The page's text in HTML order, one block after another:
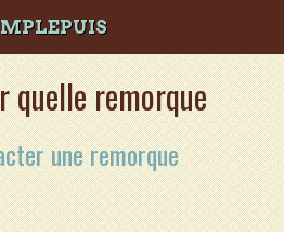
quelle remorque
une remorque